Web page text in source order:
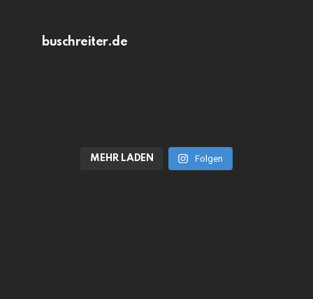
buschreiter.de
MEHR LADEN Folgen